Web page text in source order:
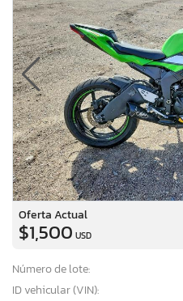
Oferta Actual
$1,500 USD
Número de lote:
ID vehicular (VIN):